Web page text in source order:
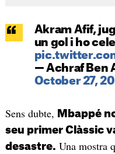
Akram Afif,
un gol i ho
— Achraf Ben
October 27,
Sens dubte,
Mbappé
seu primer Clàssic
desastre. Una mostra